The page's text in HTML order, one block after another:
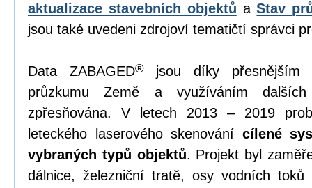
aktualizace stavebních objektů aStav
jsou také uvedeni zdrojoví tematičtí správci
Data ZABAGED®jsou díky přesnějším
průzkumu Země a využíváním
zpřesňována. V letech 2013 – 2019
leteckého laserového skenování cílené
vybraných typů objektů. Projekt byl
dálnice, železniční tratě, osy vodních